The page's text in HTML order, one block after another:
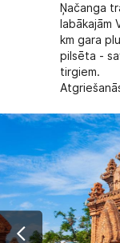
Ņačanga
labākajām
km gara
pilsēta -
tirgiem.